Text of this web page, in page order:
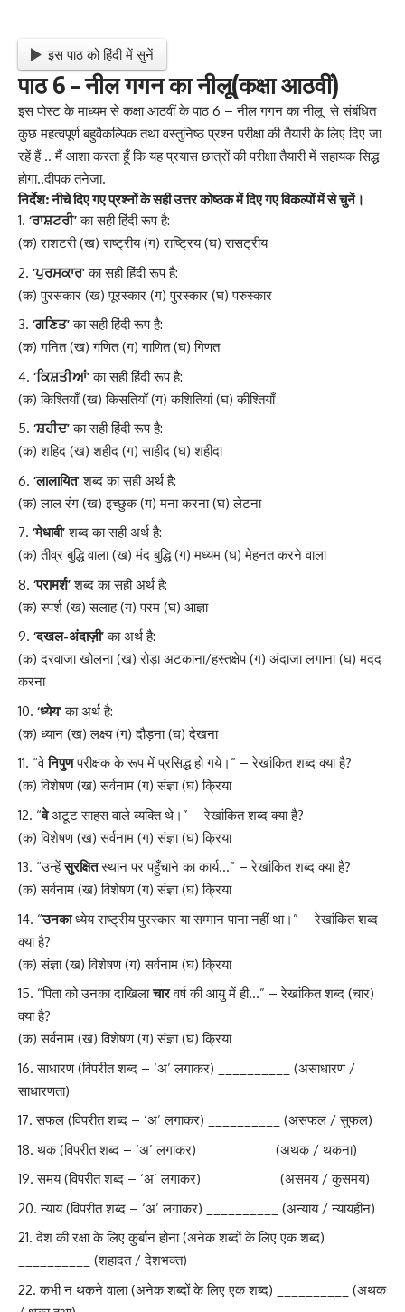
इस पाठ को हिंदी में सुनें
पाठ 6– नील गगन का नीलू(कक्षा आठवीं)
इस पोस्ट के माध्यम से कक्षा आठवीं के पाठ 6 – नील गगन का नीलू से संबंधित
कुछ महत्वपूर्ण बहुवैकल्पिक तथा वस्तुनिष्ठ प्रश्न परीक्षा की तैयारी के लिए दिए जा
रहें हैं .. मैं आशा करता हूँ कि यह प्रयास छात्रों की परीक्षा तैयारी में सहायक सिद्ध
होगा..दीपक तनेजा.
निर्देश: नीचे दिए गए प्रश्नों के सही उत्तर कोष्ठक में दिए गए विकल्पों में से चुनें।
‘ਰਾਸ਼ਟਰੀ’का सही हिंदी रूप है:
(क) राशटरी (ख) राष्ट्रीय (ग) राष्ट्रिय (घ) रासट्रीय
‘ਪੁਰਸਕਾਰ’का सही हिंदी रूप है:
(क) पुरसकार (ख) पूरस्कार (ग) पुरस्कार (घ) परुस्कार
‘ਗਣਿਤ’का सही हिंदी रूप है:
(क) गनित (ख) गणित (ग) गाणित (घ) गिणत
‘ਕਿਸ਼ਤੀਆਂ’का सही हिंदी रूप है:
(क) किश्तियाँ (ख) किसतियॉ (ग) कशितियां (घ) कीश्तियाँ
‘ਸ਼ਹੀਦ’का सही हिंदी रूप है:
(क) शहिद (ख) शहीद (ग) साहीद (घ) शहीदा
‘लालायित’शब्द का सही अर्थ है:
(क) लाल रंग (ख) इच्छुक (ग) मना करना (घ) लेटना
‘मेधावी’शब्द का सही अर्थ है:
(क) तीव्र बुद्धि वाला (ख) मंद बुद्धि (ग) मध्यम (घ) मेहनत करने वाला
‘परामर्श’शब्द का सही अर्थ है:
(क) स्पर्श (ख) सलाह (ग) परम (घ) आज्ञा
‘दखल-अंदाज़ी’का अर्थ है:
(क) दरवाजा खोलना (ख) रोड़ा अटकाना/हस्तक्षेप (ग) अंदाजा लगाना (घ) मदद
करना
‘ध्येय’का अर्थ है:
(क) ध्यान (ख) लक्ष्य (ग) दौड़ना (घ) देखना
“वेनिपुणपरीक्षक के रूप में प्रसिद्ध हो गये।” – रेखांकित शब्द क्या है?
(क) विशेषण (ख) सर्वनाम (ग) संज्ञा (घ) क्रिया
“वेअटूट साहस वाले व्यक्ति थे।” – रेखांकित शब्द क्या है?
(क) विशेषण (ख) सर्वनाम (ग) संज्ञा (घ) क्रिया
“उन्हेंसुरक्षितस्थान पर पहुँचाने का कार्य…” – रेखांकित शब्द क्या है?
(क) सर्वनाम (ख) विशेषण (ग) संज्ञा (घ) क्रिया
“उनकाध्येय राष्ट्रीय पुरस्कार या सम्मान पाना नहीं था।” – रेखांकित शब्द
क्या है?
(क) संज्ञा (ख) विशेषण (ग) सर्वनाम (घ) क्रिया
“पिता को उनका दाखिलाचारवर्ष की आयु में ही…” – रेखांकित शब्द (चार)
क्या है?
(क) सर्वनाम (ख) विशेषण (ग) संज्ञा (घ) क्रिया
साधारण (विपरीत शब्द – ‘अ’ लगाकर) __________ (असाधारण /
साधारणता)
सफल (विपरीत शब्द – ‘अ’ लगाकर) __________ (असफल / सुफल)
थक (विपरीत शब्द – ‘अ’ लगाकर) __________ (अथक / थकना)
समय (विपरीत शब्द – ‘अ’ लगाकर) __________ (असमय / कुसमय)
न्याय (विपरीत शब्द – ‘अ’ लगाकर) __________ (अन्याय / न्यायहीन)
देश की रक्षा के लिए कुर्बान होना (अनेक शब्दों के लिए एक शब्द)
__________ (शहादत / देशभक्त)
कभी न थकने वाला (अनेक शब्दों के लिए एक शब्द) __________ (अथक